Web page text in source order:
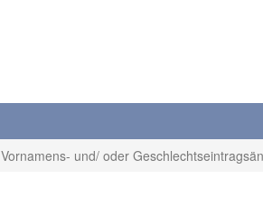
Vornamens- und/ oder